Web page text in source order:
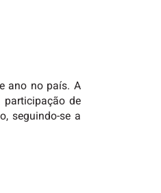
ano no país. A
de
seguindo-se a